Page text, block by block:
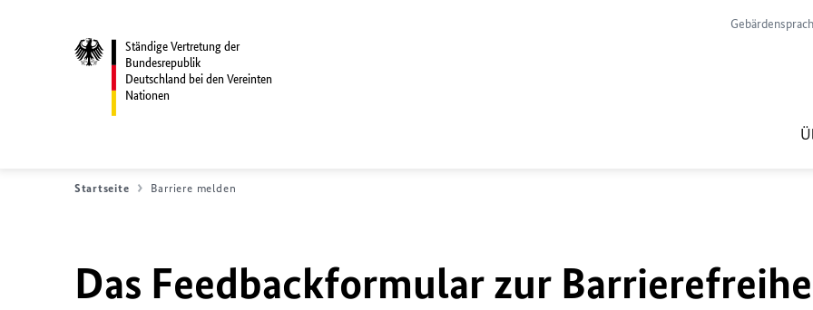
Ständige Vertretung der
Bundesrepublik
Deutschland bei den Vereinten
Nationen
Startseite Barriere melden
Das Feedbackformular zur